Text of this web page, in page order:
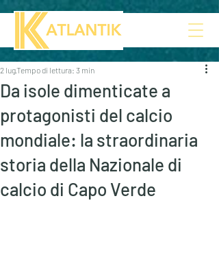
Da isole dimenticate a
protagonisti del calcio
mondiale: la straordinaria
storia della Nazionale di
calcio di Capo Verde
2 lugTempo di lettura: 3 min